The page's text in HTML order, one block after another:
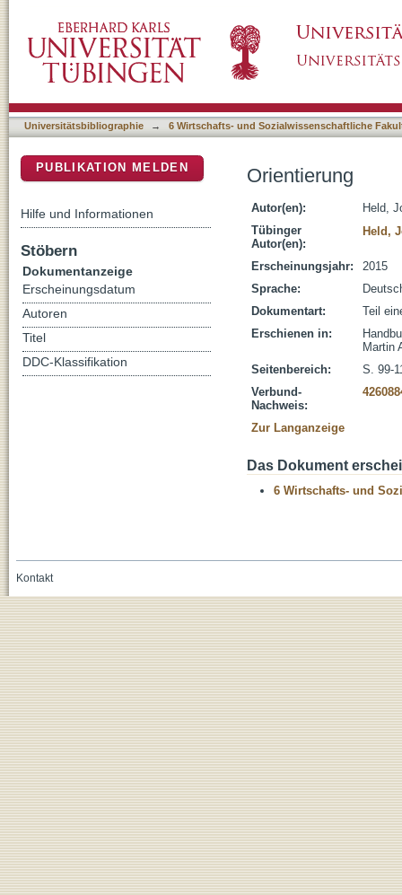
Universitätsbibliographie → 6 Wirtschafts- und Sozialwissenschaftliche
Orientierung
Autor(en):
Held,
Tübinger
Autor(en):
Held,
Erscheinungsjahr:
2015
Sprache:
Dokumentart:
Teil
Erschienen in:
Martin
Seitenbereich:
S. 99-
Verbund-
Nachweis:
Zur Langanzeige
Das Dokument
6 Wirtschafts- und
PUBLIKATION MELDEN
Hilfe und Informationen
Stöbern
Dokumentanzeige
Erscheinungsdatum
Autoren
Titel
DDC-Klassifikation
Kontakt